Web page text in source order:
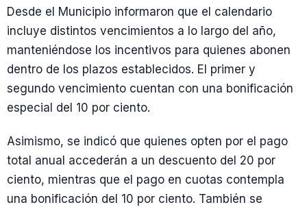
Desde el Municipio informaron que el calendario
incluye distintos vencimientos a lo largo del año,
manteniéndose los incentivos para quienes abonen
dentro de los plazos establecidos. El primer y
segundo vencimiento cuentan con una bonificación
especial del 10 por ciento.
Asimismo, se indicó que quienes opten por el pago
total anual accederán a un descuento del 20 por
ciento, mientras que el pago en cuotas contempla
una bonificación del 10 por ciento. También se